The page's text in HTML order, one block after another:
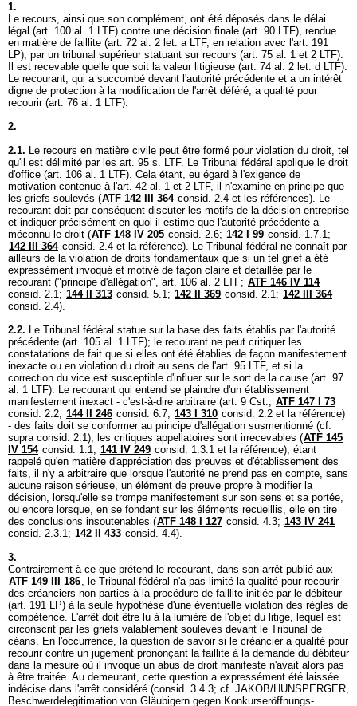
1.
Le recours, ainsi que son complément, ont été déposés dans le délai
légal (art. 100 al. 1 LTF) contre une décision finale (art. 90 LTF), rendue
en matière de faillite (art. 72 al. 2 let. a LTF, en relation avec l'art. 191
LP), par un tribunal supérieur statuant sur recours (art. 75 al. 1 et 2 LTF).
Il est recevable quelle que soit la valeur litigieuse (art. 74 al. 2 let. d LTF).
Le recourant, qui a succombé devant l'autorité précédente et a un intérêt
digne de protection à la modification de l'arrêt déféré, a qualité pour
recourir (art. 76 al. 1 LTF).
2.
2.1. Le recours en matière civile peut être formé pour violation du droit, tel
qu'il est délimité par les art. 95 s. LTF. Le Tribunal fédéral applique le droit
d'office (art. 106 al. 1 LTF). Cela étant, eu égard à l'exigence de
motivation contenue à l'art. 42 al. 1 et 2 LTF, il n'examine en principe que
les griefs soulevés (ATF 142 III 364 consid. 2.4 et les références). Le
recourant doit par conséquent discuter les motifs de la décision entreprise
et indiquer précisément en quoi il estime que l'autorité précédente a
méconnu le droit (ATF 148 IV 205 consid. 2.6; 142 I 99 consid. 1.7.1;
142 III 364 consid. 2.4 et la référence). Le Tribunal fédéral ne connaît par
ailleurs de la violation de droits fondamentaux que si un tel grief a été
expressément invoqué et motivé de façon claire et détaillée par le
recourant ("principe d'allégation", art. 106 al. 2 LTF; ATF 146 IV 114
consid. 2.1; 144 II 313 consid. 5.1; 142 II 369 consid. 2.1; 142 III 364
consid. 2.4).
2.2. Le Tribunal fédéral statue sur la base des faits établis par l'autorité
précédente (art. 105 al. 1 LTF); le recourant ne peut critiquer les
constatations de fait que si elles ont été établies de façon manifestement
inexacte ou en violation du droit au sens de l'art. 95 LTF, et si la
correction du vice est susceptible d'influer sur le sort de la cause (art. 97
al. 1 LTF). Le recourant qui entend se plaindre d'un établissement
manifestement inexact - c'est-à-dire arbitraire (art. 9 Cst.; ATF 147 I 73
consid. 2.2; 144 II 246 consid. 6.7; 143 I 310 consid. 2.2 et la référence)
- des faits doit se conformer au principe d'allégation susmentionné (cf.
supra consid. 2.1); les critiques appellatoires sont irrecevables (ATF 145
IV 154 consid. 1.1; 141 IV 249 consid. 1.3.1 et la référence), étant
rappelé qu'en matière d'appréciation des preuves et d'établissement des
faits, il n'y a arbitraire que lorsque l'autorité ne prend pas en compte, sans
aucune raison sérieuse, un élément de preuve propre à modifier la
décision, lorsqu'elle se trompe manifestement sur son sens et sa portée,
ou encore lorsque, en se fondant sur les éléments recueillis, elle en tire
des conclusions insoutenables (ATF 148 I 127 consid. 4.3; 143 IV 241
consid. 2.3.1; 142 II 433 consid. 4.4).
3.
Contrairement à ce que prétend le recourant, dans son arrêt publié aux
ATF 149 III 186, le Tribunal fédéral n'a pas limité la qualité pour recourir
des créanciers non parties à la procédure de faillite initiée par le débiteur
(art. 191 LP) à la seule hypothèse d'une éventuelle violation des règles de
compétence. L'arrêt doit être lu à la lumière de l'objet du litige, lequel est
circonscrit par les griefs valablement soulevés devant le Tribunal de
céans. En l'occurrence, la question de savoir si le créancier a qualité pour
recourir contre un jugement prononçant la faillite à la demande du débiteur
dans la mesure où il invoque un abus de droit manifeste n'avait alors pas
à être traitée. Au demeurant, cette question a expressément été laissée
indécise dans l'arrêt considéré (consid. 3.4.3; cf. JAKOB/HUNSPERGER,
Beschwerdelegitimation von Gläubigern gegen Konkurseröffnungs-